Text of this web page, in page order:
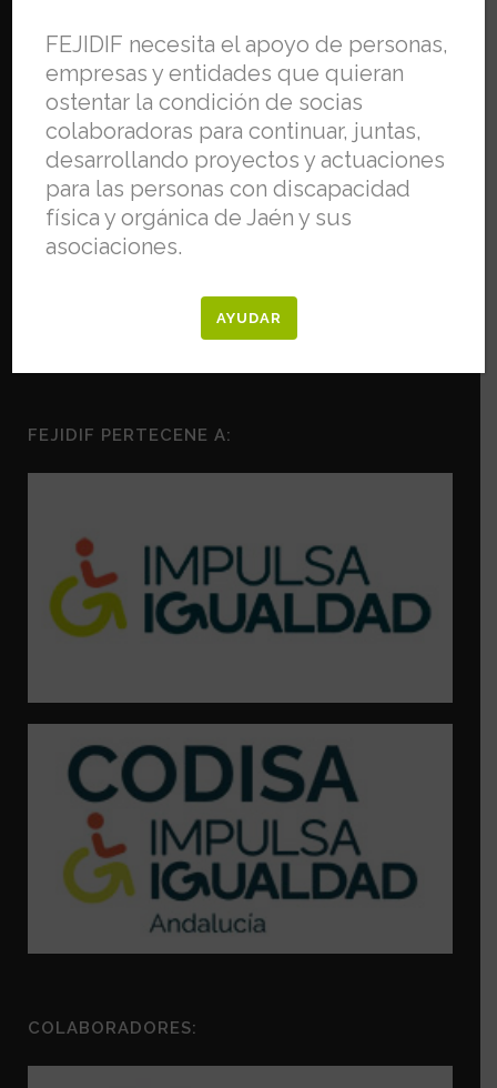
FEJIDIF PERTECENE A:
COLABORADORES:
FEJIDIF necesita el apoyo de personas,
empresas y entidades que quieran
ostentar la condición de socias
colaboradoras para continuar, juntas,
desarrollando proyectos y actuaciones
para las personas con discapacidad
física y orgánica de Jaén y sus
asociaciones.
AYUDAR